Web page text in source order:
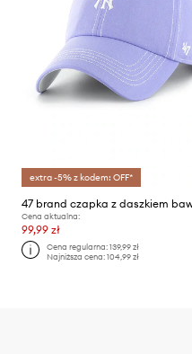
extra -5% z kodem: OFF*
Cena aktualna:
99,99 zł
Cena regularna:139,99 zł
Najniższa cena:104,99 zł